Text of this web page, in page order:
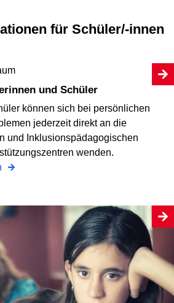
und Schüler
können sich bei persönlichen
jederzeit direkt an die
und Inklusionspädagogischen
wenden.